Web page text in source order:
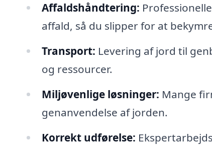
Affaldshåndtering:
affald, så du slipper for at
Transport: Levering af jord til
og ressourcer.
Miljøvenlige løsninger: Mange
genanvendelse af jorden.
Korrekt udførelse: